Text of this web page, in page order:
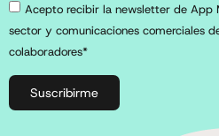
Acepto recibir la newsletter de App
sector y comunicaciones comerciales
colaboradores*
Suscribirme